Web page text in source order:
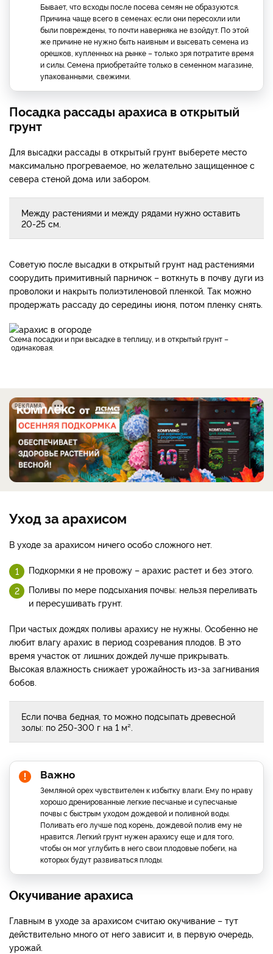
Бывает, что всходы после посева семян не образуются.
Причина чаще всего в семенах: если они пересохли или
были повреждены, то почти наверняка не взойдут. По этой
же причине не нужно быть наивным и высевать семена из
орешков, купленных на рынке – только зря потратите время
и силы. Семена приобретайте только в семенном магазине,
упакованными, свежими.
Посадка рассады арахиса в открытый
грунт
Для высадки рассады в открытый грунт выберете место
максимально прогреваемое, но желательно защищенное с
севера стеной дома или забором.
Между растениями и между рядами нужно оставить
20-25 см.
Советую после высадки в открытый грунт над растениями
соорудить примитивный парничок – воткнуть в почву дуги из
проволоки и накрыть полиэтиленовой пленкой. Так можно
продержать рассаду до середины июня, потом пленку снять.
Схема посадки и при высадке в теплицу, и в открытый грунт –
одинаковая.
РЕКЛАМА
Уход за арахисом
В уходе за арахисом ничего особо сложного нет.
Подкормки я не провожу – арахис растет и без этого.
Поливы по мере подсыхания почвы: нельзя переливать
и пересушивать грунт.
При частых дождях поливы арахису не нужны. Особенно не
любит влагу арахис в период созревания плодов. В это
время участок от лишних дождей лучше прикрывать.
Высокая влажность снижает урожайность из-за загнивания
бобов.
Если почва бедная, то можно подсыпать древесной
золы: по 250-300 г на 1 м².
Важно
Земляной орех чувствителен к избытку влаги. Ему по нраву
хорошо дренированные легкие песчаные и супесчаные
почвы с быстрым уходом дождевой и поливной воды.
Поливать его лучше под корень, дождевой полив ему не
нравится. Легкий грунт нужен арахису еще и для того,
чтобы он мог углубить в него свои плодовые побеги, на
которых будут развиваться плоды.
Окучивание арахиса
Главным в уходе за арахисом считаю окучивание – тут
действительно много от него зависит и, в первую очередь,
урожай.